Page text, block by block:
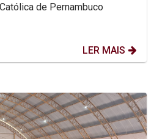
de Pernambuco
LER MAIS